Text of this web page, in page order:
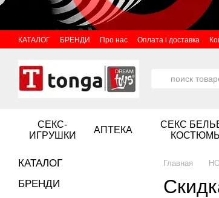
Перейти к основному контенту
КАТАЛОГ БРЕНДИ Про нас Оплата і доставка
СЕКС-
ИГРУШКИ
АПТЕКА
СЕКС
КОСТЮМЫ
Главная
КАТАЛОГ
БРЕНДИ